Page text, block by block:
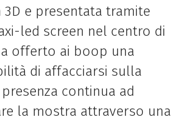
e presentata tramite
led screen nel centro di
offerto ai boop una
di affacciarsi sulla
continua ad
la mostra attraverso una